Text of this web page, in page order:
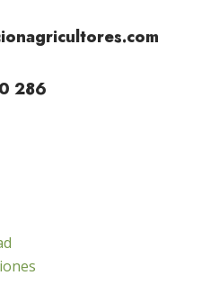
286